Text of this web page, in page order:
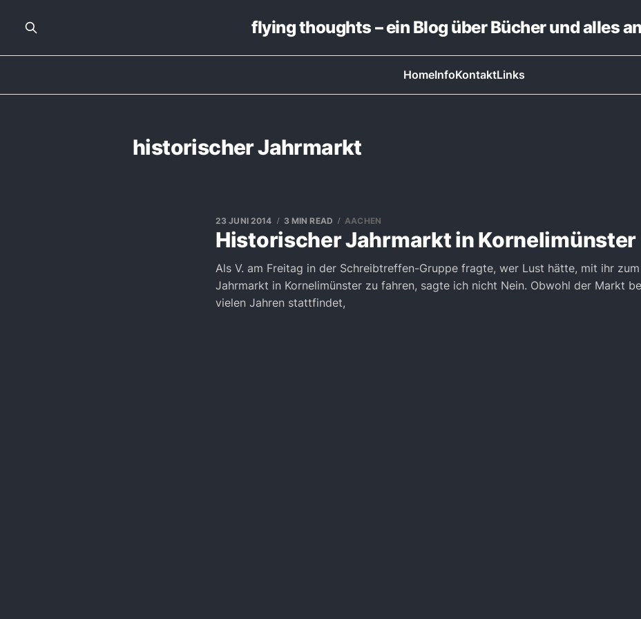
flying thoughts – ein Blog über Bücher und alles
HomeInfoKontaktLinks
historischer Jahrmarkt
Historischer Jahrmarkt in Kornelimünster
23 JUNI 2014 3 MIN READ AACHEN
Als V. am Freitag in der Schreibtreffen-Gruppe fragte, wer Lust hätte, mit ihr
Jahrmarkt in Kornelimünster zu fahren, sagte ich nicht Nein. Obwohl der Markt
vielen Jahren stattfindet,